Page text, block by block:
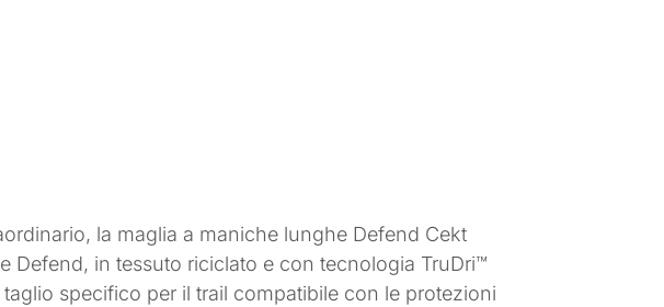
la maglia a maniche lunghe Defend Cekt
Defend, in tessuto riciclato e con tecnologia TruDri™
specifico per il trail compatibile con le protezioni